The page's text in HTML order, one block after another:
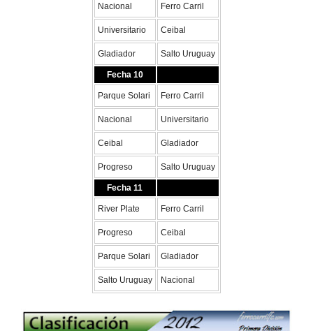
Nacional Ferro Carril
Universitario Ceibal
Gladiador Salto Uruguay
Fecha 10
Parque Solari Ferro Carril
Nacional Universitario
Ceibal Gladiador
Progreso Salto Uruguay
Fecha 11
River Plate Ferro Carril
Progreso Ceibal
Parque Solari Gladiador
Salto Uruguay Nacional